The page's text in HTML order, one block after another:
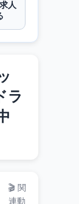
人
ラ
🎬 関
連動